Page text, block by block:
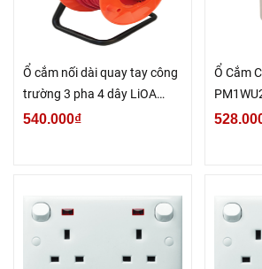
Ổ cắm nối dài quay tay công
trường 3 pha 4 dây LiOA
QT3P16CCA
540.000₫
Ổ Cắm